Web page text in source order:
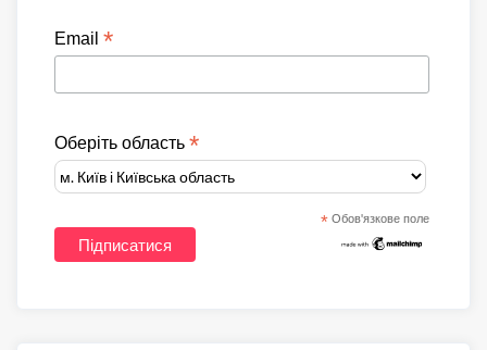
Email *
Оберіть область *
* Обов'язкове поле